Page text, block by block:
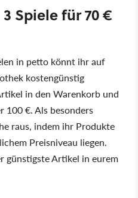
Spiele für 70 €
in petto könnt ihr auf
kostengünstig
in den Warenkorb und
100 €. Als besonders
raus, indem ihr Produkte
Preisniveau liegen.
günstigste Artikel in eurem